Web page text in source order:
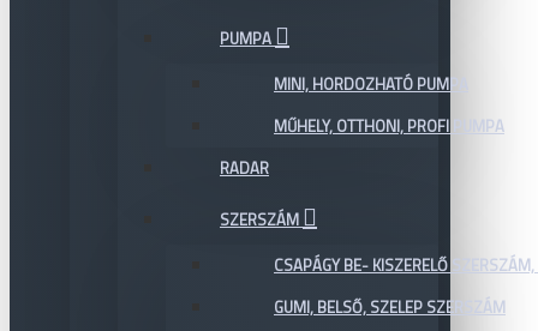
PUMPA
MINI, HORDOZHATÓ PUMPA
MŰHELY, OTTHONI, PROFI PUMPA
RADAR
SZERSZÁM
CSAPÁGY BE- KISZERELŐ
GUMI, BELSŐ, SZELEP SZERSZÁM